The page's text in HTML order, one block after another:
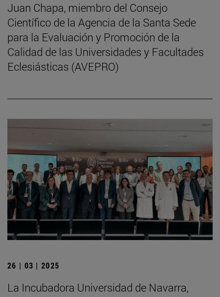
Juan Chapa, miembro del Consejo
Científico de la Agencia de la Santa Sede
para la Evaluación y Promoción de la
Calidad de las Universidades y Facultades
Eclesiásticas (AVEPRO)
26 | 03 | 2025
La Incubadora Universidad de Navarra,